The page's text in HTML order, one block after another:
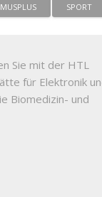
SPORT
Sie mit der HTL
für Elektronik
Biomedizin- und